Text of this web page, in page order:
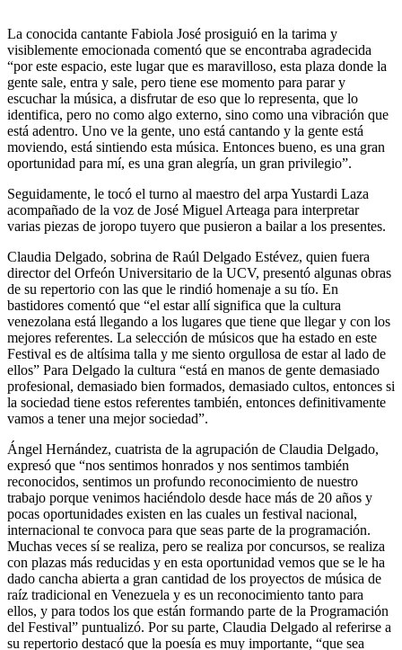
La conocida cantante Fabiola José prosiguió en la tarima y
visiblemente emocionada comentó que se encontraba agradecida
“por este espacio, este lugar que es maravilloso, esta plaza donde la
gente sale, entra y sale, pero tiene ese momento para parar y
escuchar la música, a disfrutar de eso que lo representa, que lo
identifica, pero no como algo externo, sino como una vibración que
está adentro. Uno ve la gente, uno está cantando y la gente está
moviendo, está sintiendo esta música. Entonces bueno, es una gran
oportunidad para mí, es una gran alegría, un gran privilegio”.
Seguidamente, le tocó el turno al maestro del arpa Yustardi Laza
acompañado de la voz de José Miguel Arteaga para interpretar
varias piezas de joropo tuyero que pusieron a bailar a los presentes.
Claudia Delgado, sobrina de Raúl Delgado Estévez, quien fuera
director del Orfeón Universitario de la UCV, presentó algunas obras
de su repertorio con las que le rindió homenaje a su tío. En
bastidores comentó que “el estar allí significa que la cultura
venezolana está llegando a los lugares que tiene que llegar y con los
mejores referentes. La selección de músicos que ha estado en este
Festival es de altísima talla y me siento orgullosa de estar al lado de
ellos” Para Delgado la cultura “está en manos de gente demasiado
profesional, demasiado bien formados, demasiado cultos, entonces si
la sociedad tiene estos referentes también, entonces definitivamente
vamos a tener una mejor sociedad”.
Ángel Hernández, cuatrista de la agrupación de Claudia Delgado,
expresó que “nos sentimos honrados y nos sentimos también
reconocidos, sentimos un profundo reconocimiento de nuestro
trabajo porque venimos haciéndolo desde hace más de 20 años y
pocas oportunidades existen en las cuales un festival nacional,
internacional te convoca para que seas parte de la programación.
Muchas veces sí se realiza, pero se realiza por concursos, se realiza
con plazas más reducidas y en esta oportunidad vemos que se le ha
dado cancha abierta a gran cantidad de los proyectos de música de
raíz tradicional en Venezuela y es un reconocimiento tanto para
ellos, y para todos los que están formando parte de la Programación
del Festival” puntualizó. Por su parte, Claudia Delgado al referirse a
su repertorio destacó que la poesía es muy importante, “que sea